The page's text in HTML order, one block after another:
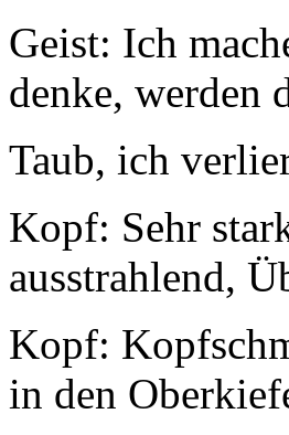
Geist: Ich
denke, werden
Taub, ich
Kopf: Sehr
ausstrahlend,
Kopf:
in den